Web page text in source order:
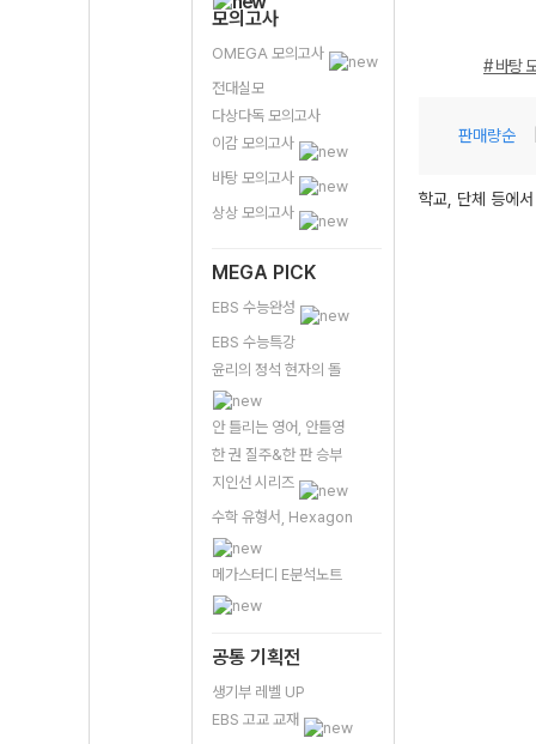
모의고사
OMEGA 모의고사
전대실모
다상다독 모의고사
이감 모의고사
바탕 모의고사
상상 모의고사
MEGA PICK
EBS 수능완성
EBS 수능특강
윤리의 정석 현자의 돌
안 틀리는 영어, 안틀영
한 권 질주&한 판 승부
지인선 시리즈
수학 유형서, Hexagon
메가스터디 E분석노트
공통 기획전
생기부 레벨 UP
EBS 고교 교재
# 바탕
판매량순
학교, 단체 등에